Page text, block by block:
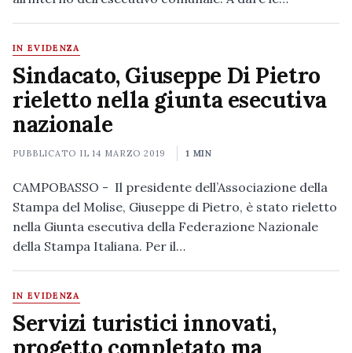
IN EVIDENZA
Sindacato, Giuseppe Di Pietro
rieletto nella giunta esecutiva
nazionale
PUBBLICATO IL14 MARZO 2019 1 MIN
CAMPOBASSO - Il presidente dell’Associazione della
Stampa del Molise, Giuseppe di Pietro, è stato rieletto
nella Giunta esecutiva della Federazione Nazionale
della Stampa Italiana. Per il…
IN EVIDENZA
Servizi turistici innovati,